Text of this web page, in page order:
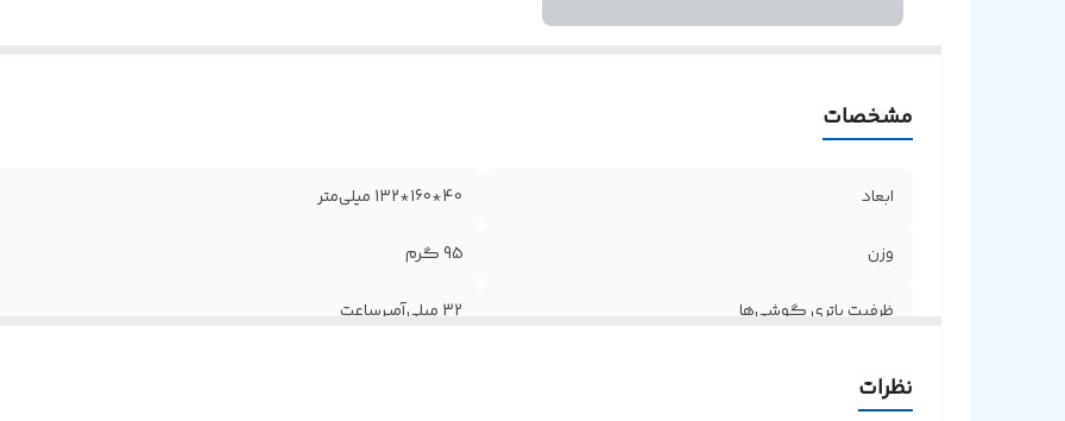
مشخصات
ابعاد 40*160*132 میلی‌متر
وزن 95 گرم
ظرفیت باتری گوشی‌ها 32 میلی‌آمپر‌ساعت
نظرات